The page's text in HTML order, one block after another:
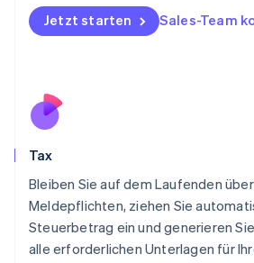
Jetzt starten Sales-Team
Tax
Bleiben Sie auf dem Laufenden
Meldepflichten, ziehen Sie
Steuerbetrag ein und generieren
alle erforderlichen Unterlagen für
English
Österreich
Portugal
Português
Schweden
Schweiz
DeutschFrançaisItalianoEnglish
Singapur